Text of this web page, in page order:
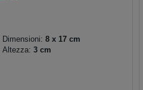
Dimensioni: 8 x 17 cm
Altezza: 3 cm